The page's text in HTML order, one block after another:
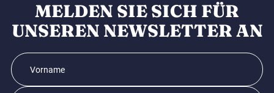
MELDEN SIE SICH FÜR
UNSEREN NEWSLETTER AN